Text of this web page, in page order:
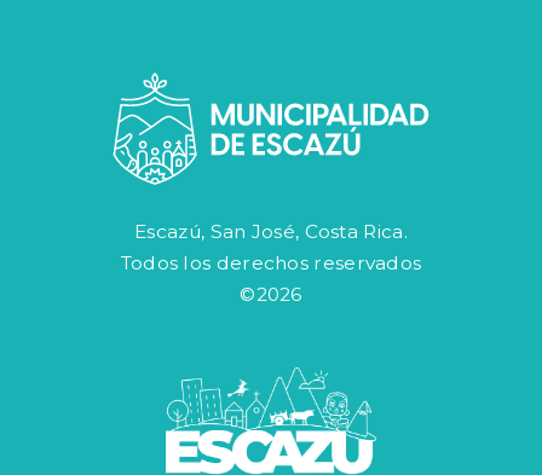
Escazú, San José, Costa Rica.
Todos los derechos reservados
©2026